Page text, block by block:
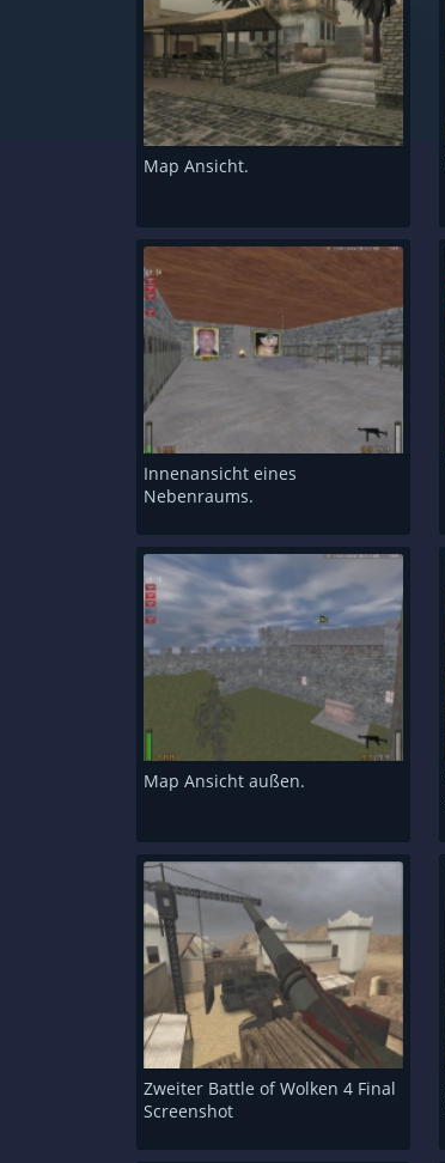
Map Ansicht.
Innenansicht eines
Nebenraums.
Map Ansicht außen.
Zweiter Battle of Wolken 4 Final
Screenshot